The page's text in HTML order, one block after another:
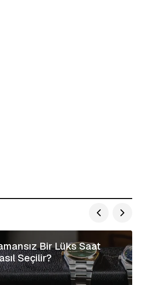
Bir Lüks Saat
Seçilir?